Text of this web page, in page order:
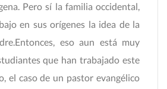
Pero sí la familia occidental,
en sus orígenes la idea de la
eso aun está muy
que han trabajado este
el caso de un pastor evangélico